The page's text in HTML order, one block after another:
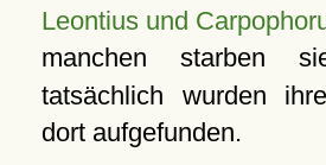
Leontius und
manchen starben
tatsächlich wurden
dort aufgefunden.